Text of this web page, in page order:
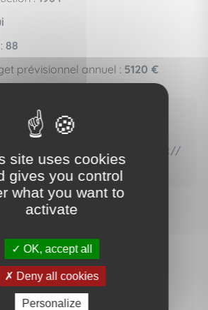
88
prévisionnel annuel : 5120 €
les risques auxquels ce bien est
sur le site Géorisques.
https://
énergétique
(DPE)
E F G
site uses cookies
gives you control
what you want to
activate
OK, accept all
Deny all cookies
Personalize